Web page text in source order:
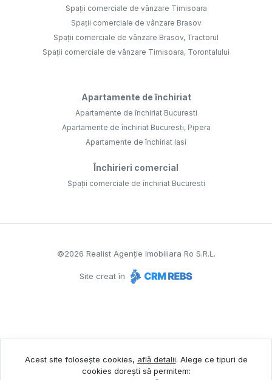
Spații comerciale de vânzare Timisoara
Spații comerciale de vânzare Brasov
Spații comerciale de vânzare Brasov, Tractorul
Spații comerciale de vânzare Timisoara, Torontalului
Apartamente de închiriat
Apartamente de închiriat Bucuresti
Apartamente de închiriat Bucuresti, Pipera
Apartamente de închiriat Iasi
Închirieri comercial
Spații comerciale de închiriat Bucuresti
©2026 Realist Agenție Imobiliara Ro S.R.L.
Site creat în
Acest site folosește cookies, află detalii. Alege ce tipuri de
cookies dorești să permitem: